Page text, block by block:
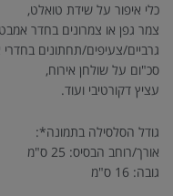
כלי איפור על שידת טואלט,
צמר גפן או צמרונים בחדר
גרביים/צעיפים/תחתונים בחדרי
סכ"ום על שולחן אירוח,
עציץ דקורטיבי ועוד.
גודל הסלסילה בתמונה*:
אורך/רוחב הבסיס: 25 ס"מ
גובה: 16 ס"מ